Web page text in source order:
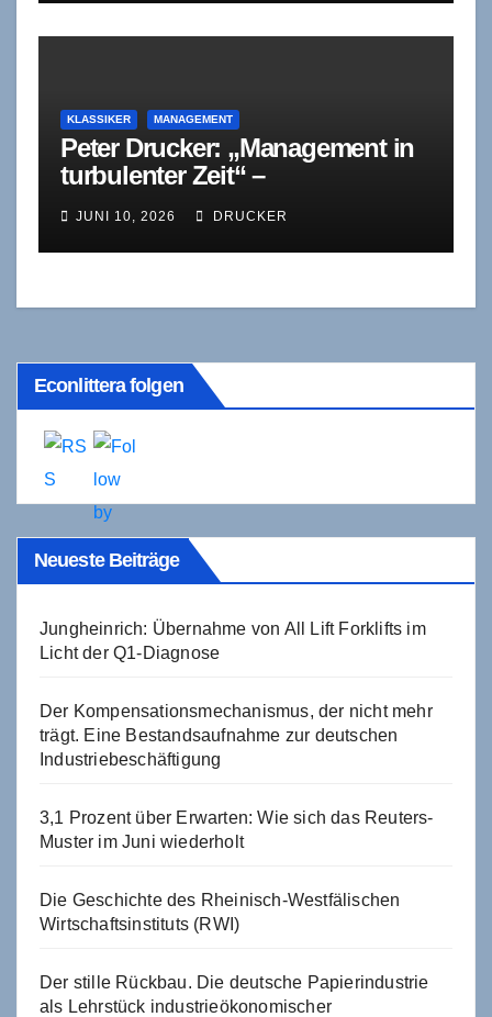
KLASSIKER MANAGEMENT
Peter Drucker: „Management in
turbulenter Zeit“ –
Gegenwartsdiagnose
JUNI 10, 2026 DRUCKER
Econlittera folgen
Neueste Beiträge
Jungheinrich: Übernahme von All Lift Forklifts im
Licht der Q1-Diagnose
Der Kompensationsmechanismus, der nicht mehr
trägt. Eine Bestandsaufnahme zur deutschen
Industriebeschäftigung
3,1 Prozent über Erwarten: Wie sich das Reuters-
Muster im Juni wiederholt
Die Geschichte des Rheinisch-Westfälischen
Wirtschaftsinstituts (RWI)
Der stille Rückbau. Die deutsche Papierindustrie
als Lehrstück industrieökonomischer